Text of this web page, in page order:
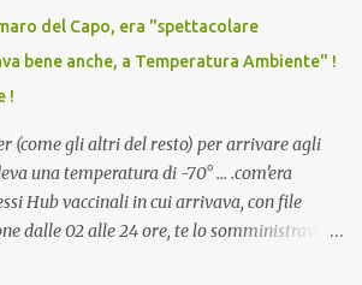
i mezzi di sussistenza, il lavoro o la
mai visto un vaccino che permettesse a un
consenso dei genitori. Dopo tutti i vaccini
del Capo, era "spettacolare
bene anche, a Temperatura Ambiente" !
!
(come gli altri del resto) per arrivare agli
una temperatura di -70° ... .com'era
Hub vaccinali in cui arrivava, con file
dalle 02 alle 24 ore, te lo somministravano